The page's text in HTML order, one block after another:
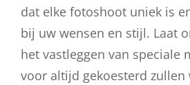
dat elke fotoshoot uniek is
bij uw wensen en stijl. Laat
het vastleggen van speciale
voor altijd gekoesterd zullen